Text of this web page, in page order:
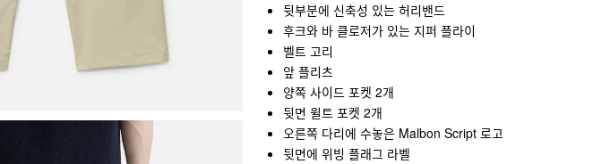
뒷부분에 신축성 있는 허리밴드
후크와 바 클로저가 있는 지퍼 플라이
벨트 고리
앞 플리츠
양쪽 사이드 포켓 2개
뒷면 윌트 포켓 2개
오른쪽 다리에 수놓은 Malbon Script 로고
뒷면에 위빙 플래그 라벨